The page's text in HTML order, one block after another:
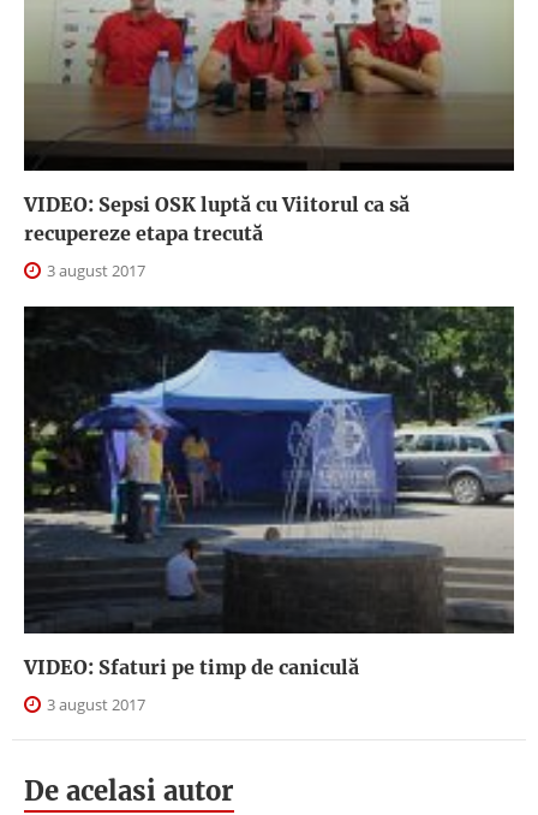
VIDEO: Sepsi OSK luptă cu Viitorul ca să
recupereze etapa trecută
3 august 2017
VIDEO: Sfaturi pe timp de caniculă
3 august 2017
De acelasi autor